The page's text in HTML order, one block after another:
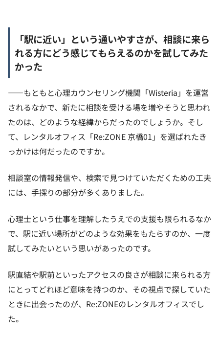
「駅に近い」という通いやすさが、相談に来ら
れる方にどう感じてもらえるのかを試してみた
かった
——もともと心理カウンセリング機関「Wisteria」を運営
されるなかで、新たに相談を受ける場を増やそうと思われ
たのは、どのような経緯からだったのでしょうか。そし
て、レンタルオフィス「Re:ZONE 京橋01」を選ばれたき
っかけは何だったのですか。
相談室の情報発信や、検索で見つけていただくための工夫
には、手探りの部分が多くありました。
心理士という仕事を理解したうえでの支援も限られるなか
で、駅に近い場所がどのような効果をもたらすのか、一度
試してみたいという思いがあったのです。
駅直結や駅前といったアクセスの良さが相談に来られる方
にとってどれほど意味を持つのか、その視点で探していた
ときに出会ったのが、Re:ZONEのレンタルオフィスでし
た。